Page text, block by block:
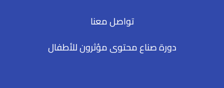
تواصل معنا
دورة صناع محتوى مؤثرون للأطفال